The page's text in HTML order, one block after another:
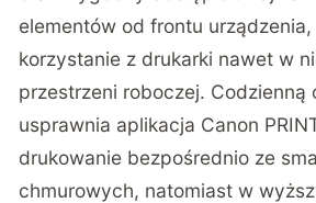
elementów od frontu urządzenia,
korzystanie z drukarki nawet w
przestrzeni roboczej. Codzienną
usprawnia aplikacja Canon
drukowanie bezpośrednio ze
chmurowych, natomiast w